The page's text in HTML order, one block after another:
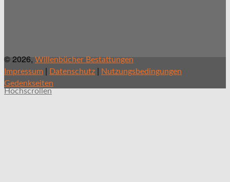
© 2026, Willenbücher Bestattungen
Impressum | Datenschutz | Nutzungsbedingungen
Gedenkseiten
Hochscrollen